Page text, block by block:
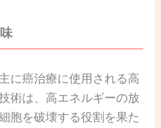
に癌治療に使用される高
術は、高エネルギーの放
胞を破壊する役割を果た